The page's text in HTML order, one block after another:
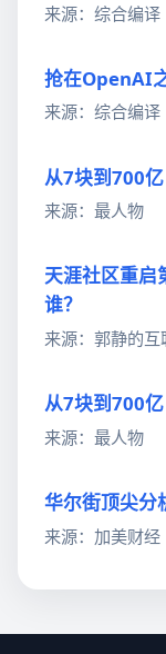
来源：综合编译
抢在OpenAI
来源：综合编译
从7块到700
来源：最人物
天涯社区重启
谁？
来源：郭静的互
从7块到700
来源：最人物
华尔街顶尖分
来源：加美财经